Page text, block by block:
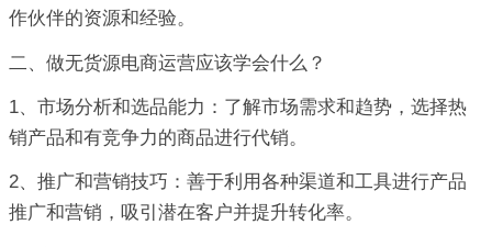
作伙伴的资源和经验。
二、做无货源电商运营应该学会什么？
1、市场分析和选品能力：了解市场需求和趋势，选择热
销产品和有竞争力的商品进行代销。
2、推广和营销技巧：善于利用各种渠道和工具进行产品
推广和营销，吸引潜在客户并提升转化率。